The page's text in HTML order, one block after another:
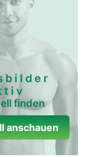
finden
anschauen